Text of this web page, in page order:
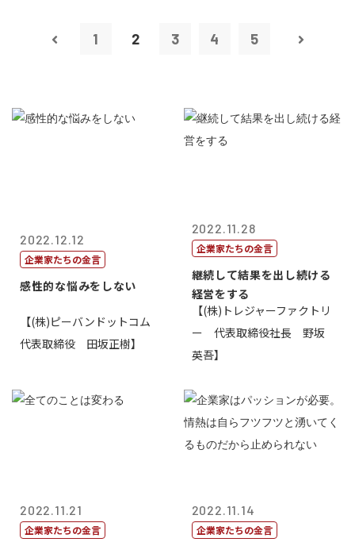
1 2 3 4 5
2022.12.12
企業家たちの金言
感性的な悩みをしない
【(株)ピーバンドットコム
代表取締役 田坂正樹】
2022.11.28
企業家たちの金言
継続して結果を出し続ける
経営をする
【(株)トレジャーファクトリ
ー 代表取締役社長 野坂
英吾】
2022.11.21
企業家たちの金言
2022.11.14
企業家たちの金言